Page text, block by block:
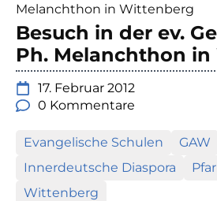
Melanchthon in Wittenberg
Besuch in der ev.
Ph. Melanchthon
17. Februar 2012
0 Kommentare
Evangelische Schulen
GAW
Innerdeutsche Diaspora
Wittenberg